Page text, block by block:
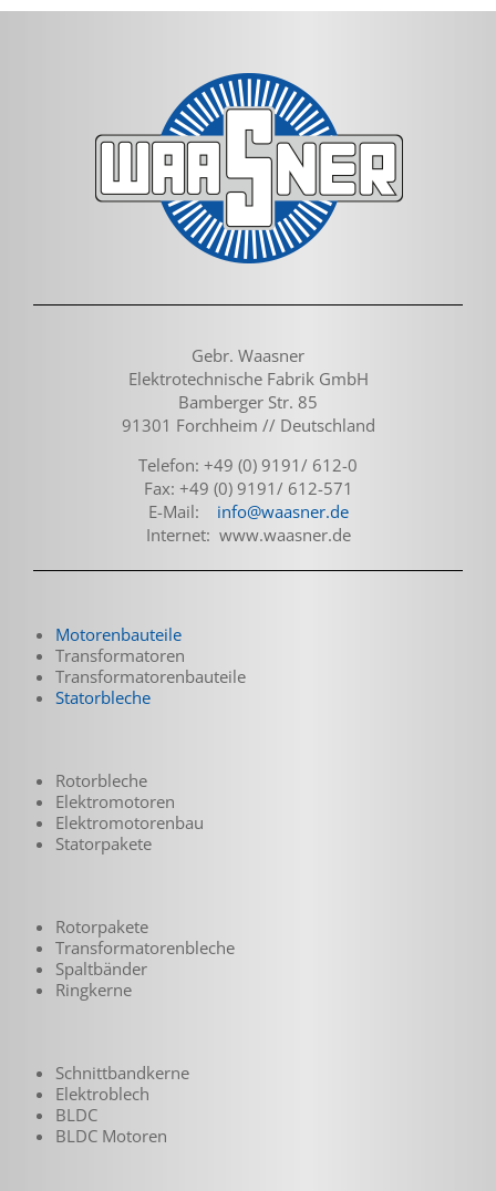
Gebr. Waasner
Elektrotechnische Fabrik GmbH
Bamberger Str. 85
91301 Forchheim // Deutschland
Telefon: +49 (0) 9191/ 612-0
Fax: +49 (0) 9191/ 612-571
E-Mail: info@waasner.de
Internet: www.waasner.de
Motorenbauteile
Transformatoren
Transformatoren­bauteile
Statorbleche
Rotorbleche
Elektromotoren
Elektromotorenbau
Statorpakete
Rotorpakete
Transformatoren­bleche
Spaltbänder
Ringkerne
Schnittbandkerne
Elektroblech
BLDC
BLDC Motoren